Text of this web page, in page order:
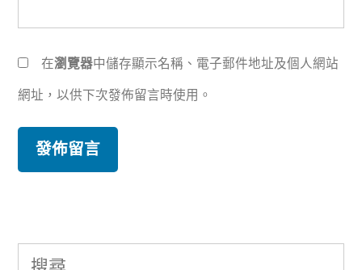
在瀏覽器中儲存顯示名稱、電子郵件地址及個人網站
網址，以供下次發佈留言時使用。
搜